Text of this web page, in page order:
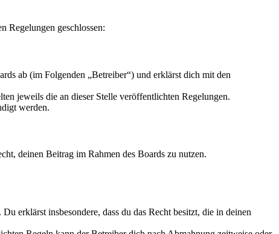
Regelungen geschlossen:
ab (im Folgenden „Betreiber“) und erklärst dich mit den
jeweils die an dieser Stelle veröffentlichten Regelungen.
werden.
deinen Beitrag im Rahmen des Boards zu nutzen.
erklärst insbesondere, dass du das Recht besitzt, die in deinen